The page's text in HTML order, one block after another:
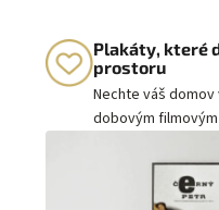
Plakáty, které
prostoru
Nechte váš
dobovým